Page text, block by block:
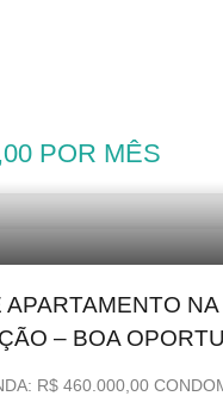
POR MÊS
APARTAMENTO NA
– BOA
R$ 460.000,00